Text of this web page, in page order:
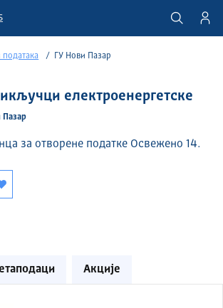
ГУ Нови Пазар
електроенергетске
Пазар
за отворене податке Освежено 14.
Акције